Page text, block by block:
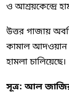
ও আশ্রয়কেন্দ্রে
উত্তর গাজায়
কামাল আদওয়ান
হামলা চালিয়েছে।
সূত্র: আল